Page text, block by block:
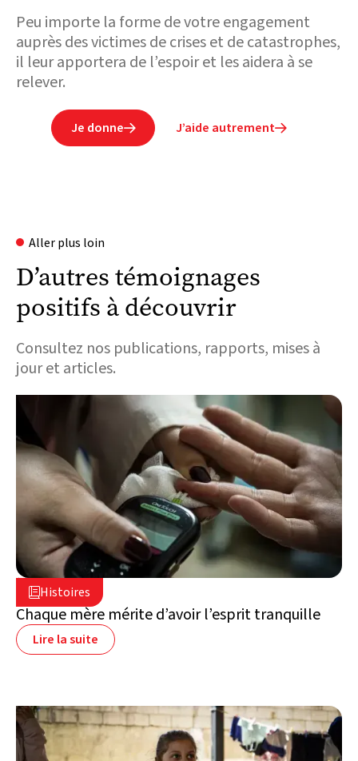
Peu importe la forme de votre engagement
auprès des victimes de crises et de catastrophes,
il leur apportera de l’espoir et les aidera à se
relever.
Je donne J’aide autrement
Aller plus loin
D’autres témoignages
positifs à découvrir
Consultez nos publications, rapports, mises à
jour et articles.
 Histoires
5 août 2026
Liban
Chaque mère mérite d’avoir l’esprit tranquille
Lire la suite